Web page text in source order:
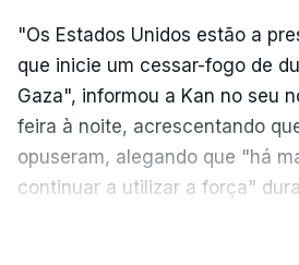
"Os Estados Unidos estão a
que inicie um cessar-fogo de
Gaza", informou a Kan no seu
feira à noite, acrescentando
opuseram, alegando que "há
continuar a utilizar a força"